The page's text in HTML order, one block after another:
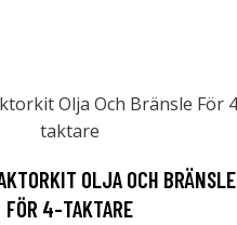
OLJA OCH BRÄNSLE
FÖR 4-TAKTARE